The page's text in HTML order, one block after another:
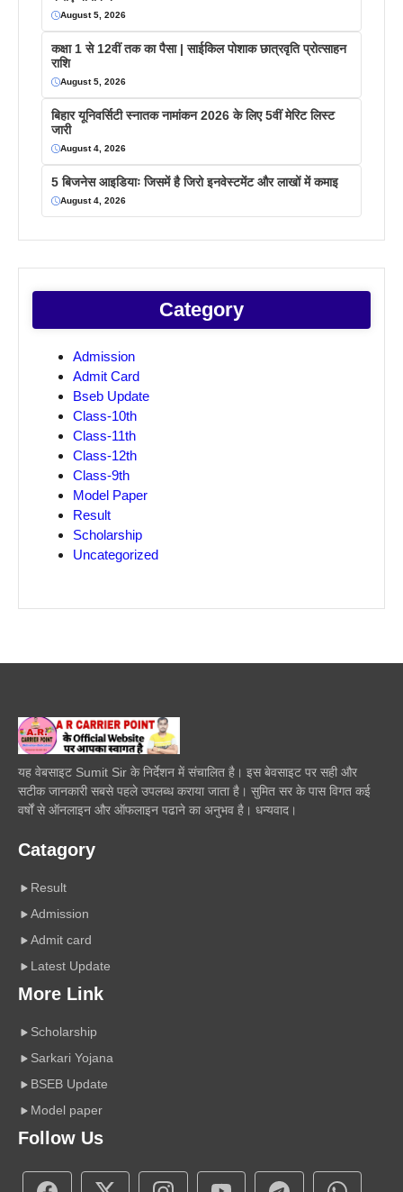
August 5, 2026
कक्षा 1 से 12वीं तक का पैसा | साईकिल पोशाक छात्रवृति प्रोत्साहन
राशि
August 5, 2026
बिहार यूनिवर्सिटी स्नातक नामांकन 2026 के लिए 5वीं मेरिट लिस्ट
जारी
August 4, 2026
5 बिजनेस आइडियाः जिसमें है जिरो इनवेस्टमेंट और लाखों में कमाइ
August 4, 2026
Category
Admission
Admit Card
Bseb Update
Class-10th
Class-11th
Class-12th
Class-9th
Model Paper
Result
Scholarship
Uncategorized
यह वेबसाइट Sumit Sir के निर्देशन में संचालित है। इस बेवसाइट पर सही और
सटीक जानकारी सबसे पहले उपलब्ध कराया जाता है। सुमित सर के पास विगत कई
वर्षों से ऑनलाइन और ऑफलाइन पढाने का अनुभव है। धन्यवाद।
Catagory
Result
Admission
Admit card
Latest Update
More Link
Scholarship
Sarkari Yojana
BSEB Update
Model paper
Follow Us